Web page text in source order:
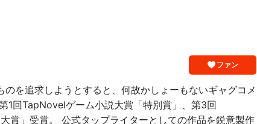
ファン
を追求しようとすると、何故かしょーもないギャグコメ
1回TapNovelゲーム小説大賞「特別賞」、第3回
賞」受賞。 公式タップライターとしての作品を鋭意製作